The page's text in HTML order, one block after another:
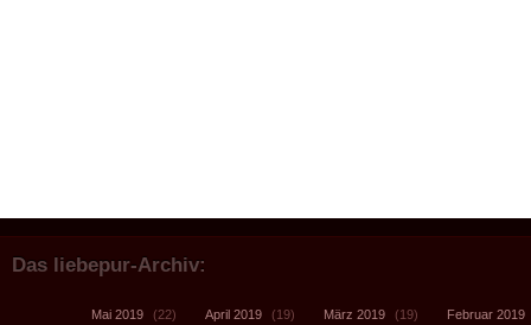
Das liebepur-Archiv:
Mai 2019 (22) April 2019 (19) März 2019 (19) Februar 2019